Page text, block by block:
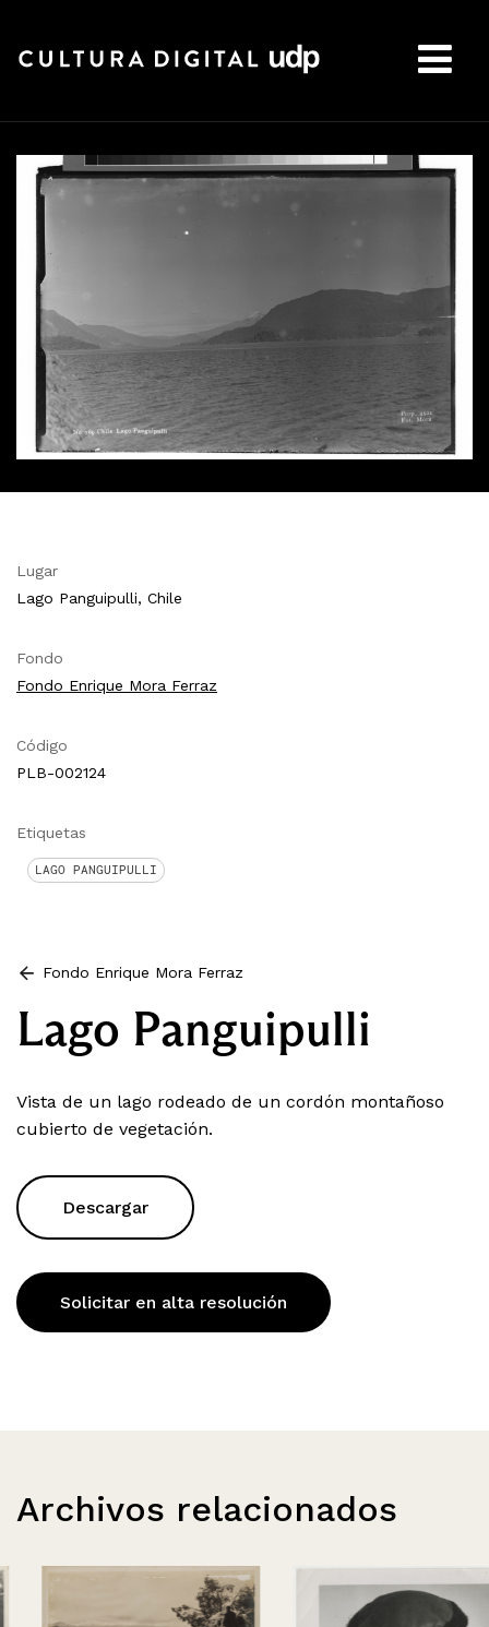
Lugar
Lago Panguipulli, Chile
Fondo
Fondo Enrique Mora Ferraz
Código
PLB-002124
Etiquetas
LAGO PANGUIPULLI
Fondo Enrique Mora Ferraz
Lago Panguipulli
Vista de un lago rodeado de un cordón montañoso
cubierto de vegetación.
Descargar
Solicitar en alta resolución
Archivos relacionados